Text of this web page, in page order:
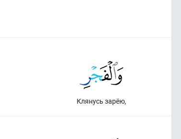
Клянусь зарёю,